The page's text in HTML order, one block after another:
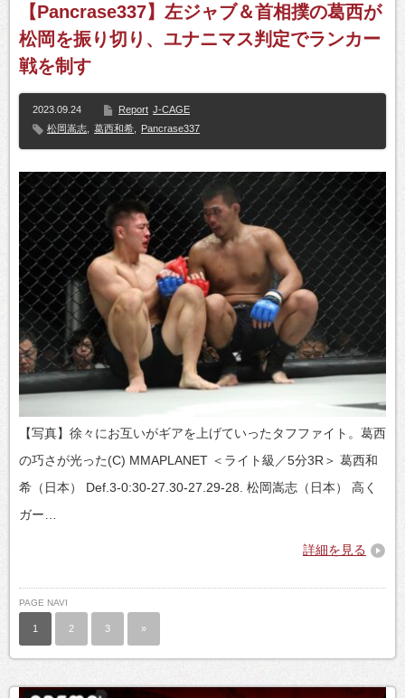
【Pancrase337】左ジャブ＆首相撲の葛西が
松岡を振り切り、ユナニマス判定でランカー
戦を制す
2023.09.24 Report J-CAGE
松岡嵩志
葛西和希 Pancrase337
【写真】徐々にお互いがギアを上げていったタフファイト。葛西
の巧さが光った(C) MMAPLANET ＜ライト級／5分3R＞ 葛西和
希（日本） Def.3-0:30-27.30-27.29-28. 松岡嵩志（日本） 高く
ガー…
詳細を見る
PAGE NAVI
1 2 3 »